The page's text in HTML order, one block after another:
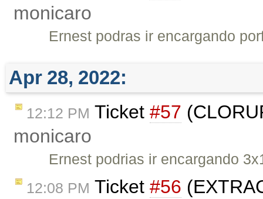
monicaro
Ernest podras ir encargando
Apr 28, 2022:
12:12 PM Ticket #57
monicaro
Ernest podrias ir encargando
12:08 PM Ticket #56